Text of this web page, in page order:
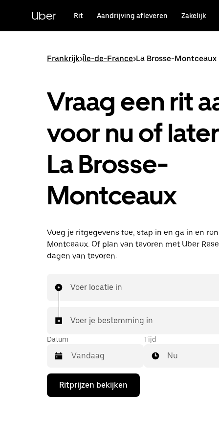
hoofdinhoudUber Rit Aandrijving afleveren Zakelijk
Frankrijk>Île-de-France>La Brosse-Montceaux
Vraag een rit
voor nu of
La Brosse-
Montceaux
Voeg je ritgegevens toe, stap in en ga in en
Montceaux. Of plan van tevoren met Uber
dagen van tevoren.
Voer locatie in
Voer je bestemming in
Datum
Druk
de
Tijd
Nu
Ritprijzen bekijken